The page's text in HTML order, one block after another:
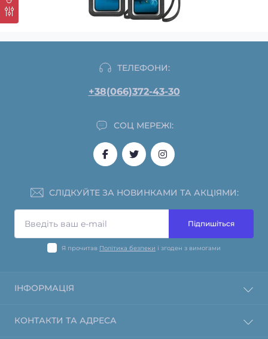
ТЕЛЕФОНИ:
+38(066)372-43-30
СОЦ МЕРЕЖІ:
СЛІДКУЙТЕ ЗА НОВИНКАМИ ТА АКЦІЯМИ:
Підпишіться
Я прочитав Політика безпеки і згоден з вимогами
ІНФОРМАЦІЯ
Політика повернення та відшкодування
КОНТАКТИ ТА АДРЕСА